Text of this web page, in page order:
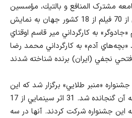
مشترک المنافع و بالتيك، مؤسسين
اين جشنواره بودند. بيش از 70 فيلم از 18 كشور جهان به نمايش
به كارگرداني مير قاسم اوقتاي
«بچه‌هاي آدم» به كارگرداني محمد رضا
«منبر طلايي» برگزار شد كه اين
دفعه 91 فيلم در برنامه آن گنجانده شد. 31 اثر سينمايي از 17
جشنواره شركت كردند. آنها در سه